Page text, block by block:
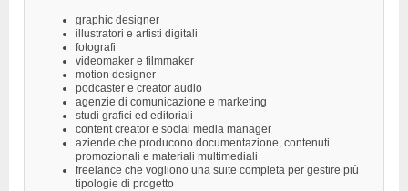
graphic designer
illustratori e artisti digitali
fotografi
videomaker e filmmaker
motion designer
podcaster e creator audio
agenzie di comunicazione e marketing
studi grafici ed editoriali
content creator e social media manager
aziende che producono documentazione, contenuti
promozionali e materiali multimediali
freelance che vogliono una suite completa per gestire più
tipologie di progetto